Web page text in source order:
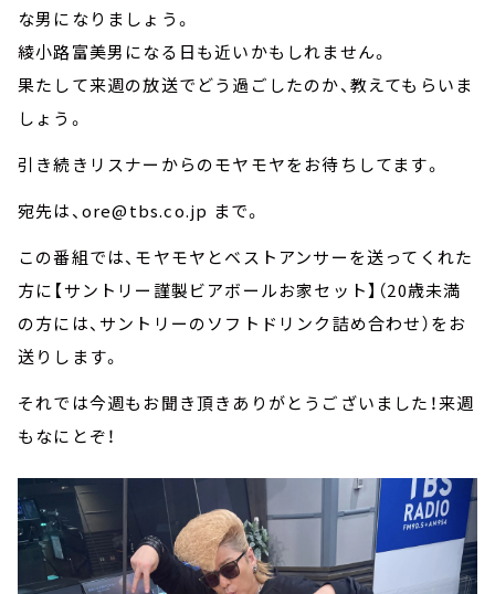
な男になりましょう。
綾小路富美男になる日も近いかもしれません。
果たして来週の放送でどう過ごしたのか、教えてもらいま
しょう。
引き続きリスナーからのモヤモヤをお待ちしてます。
宛先は、ore@tbs.co.jp まで。
この番組では、モヤモヤとベストアンサーを送ってくれた
方に【サントリー謹製ビアボールお家セット】（20歳未満
の方には、サントリーのソフトドリンク詰め合わせ）をお
送りします。
それでは今週もお聞き頂きありがとうございました！来週
もなにとぞ！